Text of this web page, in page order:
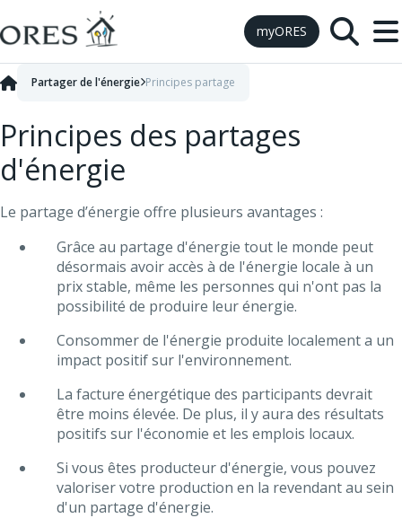
Skip to Content
myORES
Principes des partages
d'énergie
Le partage d’énergie offre plusieurs avantages :
Grâce au partage d'énergie tout le monde peut
désormais avoir accès à de l'énergie locale à un
prix stable, même les personnes qui n'ont pas la
possibilité de produire leur énergie.
Consommer de l'énergie produite localement a un
impact positif sur l'environnement.
La facture énergétique des participants devrait
être moins élevée. De plus, il y aura des résultats
positifs sur l'économie et les emplois locaux.
Si vous êtes producteur d'énergie, vous pouvez
valoriser votre production en la revendant au sein
d'un partage d'énergie.
Partager de l'énergie Principes partage